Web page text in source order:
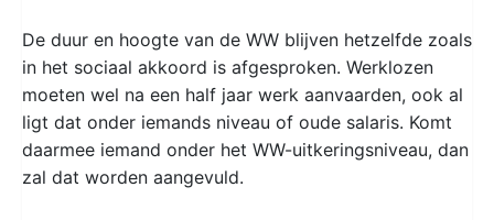
De duur en hoogte van de WW blijven hetzelfde zoals
in het sociaal akkoord is afgesproken. Werklozen
moeten wel na een half jaar werk aanvaarden, ook al
ligt dat onder iemands niveau of oude salaris. Komt
daarmee iemand onder het WW-uitkeringsniveau, dan
zal dat worden aangevuld.